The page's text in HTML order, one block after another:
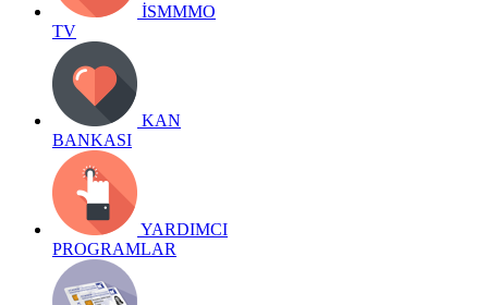
İSMMMO
TV
KAN
BANKASI
YARDIMCI
PROGRAMLAR